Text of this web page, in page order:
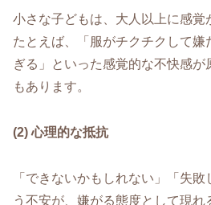
小さな子どもは、大人以上に感覚
たとえば、「服がチクチクして嫌
ぎる」といった感覚的な不快感
もあります。
(2) 心理的な抵抗
「できないかもしれない」「失
う不安が、嫌がる態度として現れ